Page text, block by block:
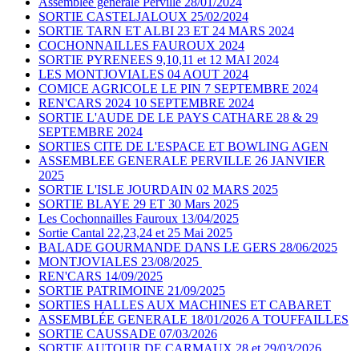
SORTIE CASTELJALOUX 25/02/2024
SORTIE TARN ET ALBI 23 ET 24 MARS 2024
COCHONNAILLES FAUROUX 2024
SORTIE PYRENEES 9,10,11 et 12 MAI 2024
LES MONTJOVIALES 04 AOUT 2024
COMICE AGRICOLE LE PIN 7 SEPTEMBRE 2024
REN'CARS 2024 10 SEPTEMBRE 2024
SORTIE L'AUDE DE LE PAYS CATHARE 28 & 29
SEPTEMBRE 2024
SORTIES CITE DE L'ESPACE ET BOWLING AGEN
ASSEMBLEE GENERALE PERVILLE 26 JANVIER
2025
SORTIE L'ISLE JOURDAIN 02 MARS 2025
SORTIE BLAYE 29 ET 30 Mars 2025
Les Cochonnailles Fauroux 13/04/2025
Sortie Cantal 22,23,24 et 25 Mai 2025
BALADE GOURMANDE DANS LE GERS 28/06/2025
MONTJOVIALES 23/08/2025
REN'CARS 14/09/2025
SORTIE PATRIMOINE 21/09/2025
SORTIES HALLES AUX MACHINES ET CABARET
ASSEMBLÉE GENERALE 18/01/2026 A TOUFFAILLES
SORTIE CAUSSADE 07/03/2026
SORTIE AUTOUR DE CARMAUX 28 et 29/03/2026